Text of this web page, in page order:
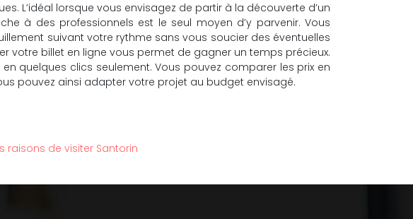
L’idéal lorsque vous envisagez de partir à la découverte d’un
à des professionnels est le seul moyen d’y parvenir. Vous
suivant votre rythme sans vous soucier des éventuelles
votre billet en ligne vous permet de gagner un temps précieux.
quelques clics seulement. Vous pouvez comparer les prix en
pouvez ainsi adapter votre projet au budget envisagé.
raisons de visiter Santorin